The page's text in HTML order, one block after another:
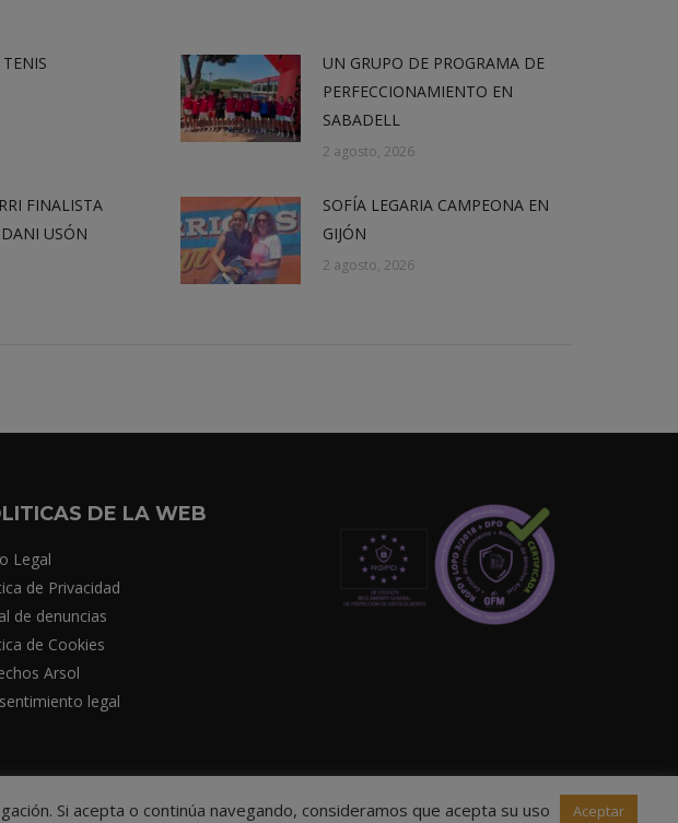
UN GRUPO DE PROGRAMA DE
PERFECCIONAMIENTO EN
SABADELL
2 agosto, 2026
FINALISTA
USÓN
SOFÍA LEGARIA CAMPEONA EN
GIJÓN
2 agosto, 2026
DE LA WEB
Legal
de Privacidad
de denuncias
de Cookies
Arsol
legal
Si acepta o continúa navegando, consideramos que acepta su uso Aceptar